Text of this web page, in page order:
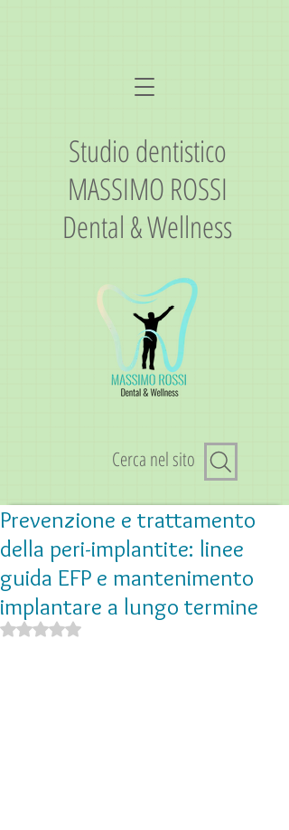
Studio dentistico
MASSIMO ROSSI
Dental & Wellness
Cerca nel sito
Prevenzione e trattamento
della peri-implantite: linee
guida EFP e mantenimento
implantare a lungo termine
Valutazione NaN stelle su 5.